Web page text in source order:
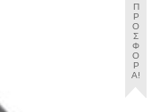
Π
Ρ
Ο
Σ
Φ
Ο
Ρ
Ά!